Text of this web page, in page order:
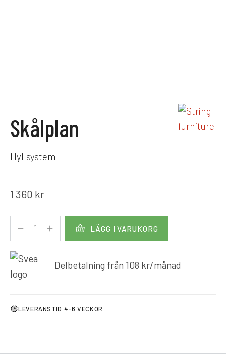
Skålplan
Hyllsystem
1 360 kr
LÄGG I VARUKORG
Delbetalning från 108 kr/månad
LEVERANSTID 4-6 VECKOR